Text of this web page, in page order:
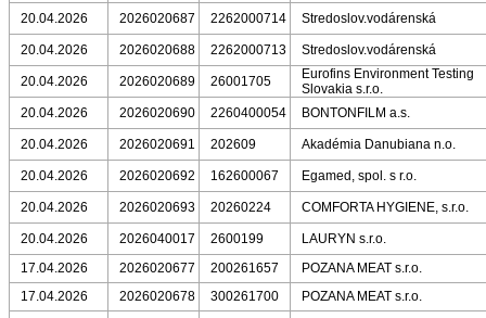
20.04.2026
2026020687 2262000714 Stredoslov.vodárenská
20.04.2026 2026020688 2262000713 Stredoslov.vodárenská
20.04.2026 2026020689 26001705
Eurofins Environment Testing
Slovakia s.r.o.
20.04.2026
2026020690 2260400054 BONTONFILM a.s.
20.04.2026 2026020691 202609 Akadémia Danubiana n.o.
20.04.2026 2026020692 162600067 Egamed, spol. s r.o.
20.04.2026 2026020693 20260224 COMFORTA HYGIENE, s.r.o.
20.04.2026 2026040017 2600199
LAURYN s.r.o.
17.04.2026
2026020677 200261657
POZANA MEAT s.r.o.
17.04.2026
2026020678 300261700
POZANA MEAT s.r.o.